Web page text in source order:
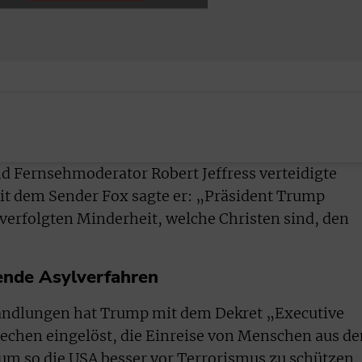
Fernsehmoderator Robert Jeffress verteidigte
Sender Fox sagte er: „Präsident Trump
Minderheit, welche Christen sind, den
Asylverfahren
hat Trump mit dem Dekret „Executive
eingelöst, die Einreise von Menschen aus
so die USA besser vor Terrorismus zu schützen.